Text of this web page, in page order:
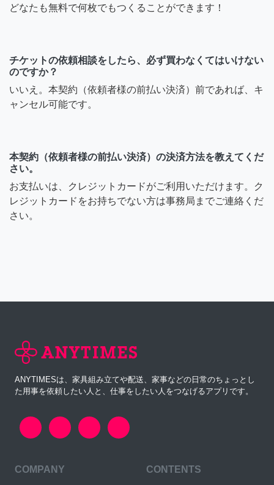
どなたも無料で何枚でもつくることができます！
チケットの依頼相談をしたら、必ず買わなくてはいけない
のですか？
いいえ。本契約（依頼者様の前払い決済）前であれば、キ
ャンセル可能です。
本契約（依頼者様の前払い決済）の決済方法を教えてくだ
さい。
お支払いは、クレジットカードがご利用いただけます。ク
レジットカードをお持ちでない方は事務局までご連絡くだ
さい。
ANYTIMESは、家具組み立てや配送、家事などの日常のちょっとし
た用事を依頼したい人と、仕事をしたい人をつなげるアプリです。
COMPANY CONTENTS